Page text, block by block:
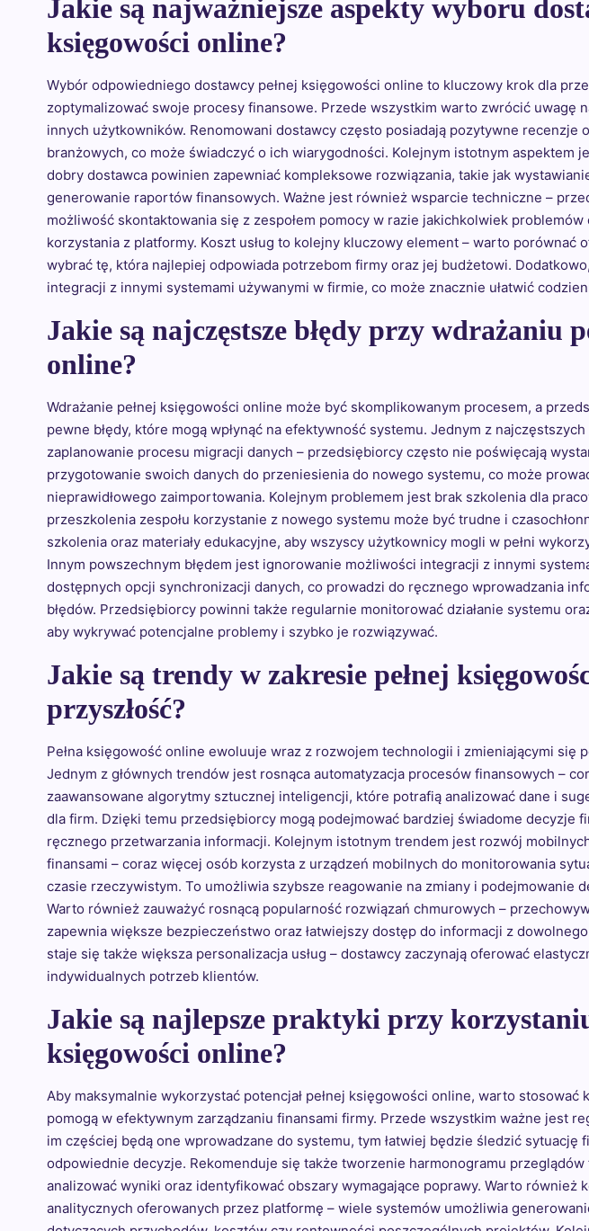
Jakie są najważniejsze aspekty wyboru
księgowości online?
Wybór odpowiedniego dostawcy pełnej księgowości online to kluczowy krok dla
zoptymalizować swoje procesy finansowe. Przede wszystkim warto zwrócić uwagę
innych użytkowników. Renomowani dostawcy często posiadają pozytywne recenzje
branżowych, co może świadczyć o ich wiarygodności. Kolejnym istotnym aspektem
dobry dostawca powinien zapewniać kompleksowe rozwiązania, takie jak
generowanie raportów finansowych. Ważne jest również wsparcie techniczne –
możliwość skontaktowania się z zespołem pomocy w razie jakichkolwiek problemów
korzystania z platformy. Koszt usług to kolejny kluczowy element – warto porównać
wybrać tę, która najlepiej odpowiada potrzebom firmy oraz jej budżetowi.
integracji z innymi systemami używanymi w firmie, co może znacznie ułatwić
Jakie są najczęstsze błędy przy wdrażaniu
online?
Wdrażanie pełnej księgowości online może być skomplikowanym procesem, a
pewne błędy, które mogą wpłynąć na efektywność systemu. Jednym z
zaplanowanie procesu migracji danych – przedsiębiorcy często nie poświęcają
przygotowanie swoich danych do przeniesienia do nowego systemu, co może
nieprawidłowego zaimportowania. Kolejnym problemem jest brak szkolenia dla
przeszkolenia zespołu korzystanie z nowego systemu może być trudne i
szkolenia oraz materiały edukacyjne, aby wszyscy użytkownicy mogli w pełni
Innym powszechnym błędem jest ignorowanie możliwości integracji z innymi
dostępnych opcji synchronizacji danych, co prowadzi do ręcznego wprowadzania
błędów. Przedsiębiorcy powinni także regularnie monitorować działanie systemu
aby wykrywać potencjalne problemy i szybko je rozwiązywać.
Jakie są trendy w zakresie pełnej
przyszłość?
Pełna księgowość online ewoluuje wraz z rozwojem technologii i zmieniającymi się
Jednym z głównych trendów jest rosnąca automatyzacja procesów finansowych –
zaawansowane algorytmy sztucznej inteligencji, które potrafią analizować dane i
dla firm. Dzięki temu przedsiębiorcy mogą podejmować bardziej świadome decyzje
ręcznego przetwarzania informacji. Kolejnym istotnym trendem jest rozwój
finansami – coraz więcej osób korzysta z urządzeń mobilnych do monitorowania
czasie rzeczywistym. To umożliwia szybsze reagowanie na zmiany i podejmowanie
Warto również zauważyć rosnącą popularność rozwiązań chmurowych –
zapewnia większe bezpieczeństwo oraz łatwiejszy dostęp do informacji z
staje się także większa personalizacja usług – dostawcy zaczynają oferować
indywidualnych potrzeb klientów.
Jakie są najlepsze praktyki przy
księgowości online?
Aby maksymalnie wykorzystać potencjał pełnej księgowości online, warto stosować
pomogą w efektywnym zarządzaniu finansami firmy. Przede wszystkim ważne jest
im częściej będą one wprowadzane do systemu, tym łatwiej będzie śledzić sytuację
odpowiednie decyzje. Rekomenduje się także tworzenie harmonogramu
analizować wyniki oraz identyfikować obszary wymagające poprawy. Warto również
analitycznych oferowanych przez platformę – wiele systemów umożliwia